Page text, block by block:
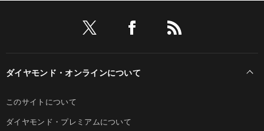
ダイヤモンド・オンラインについて
このサイトについて
ダイヤモンド・プレミアムについて